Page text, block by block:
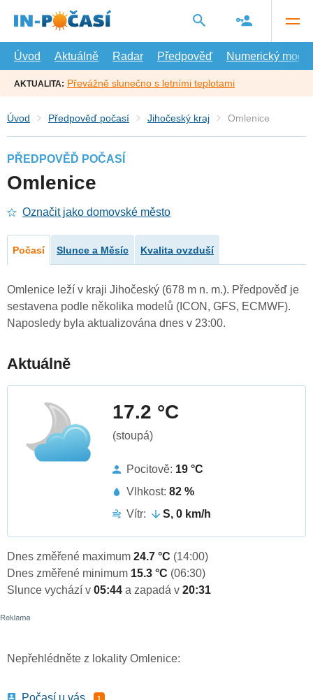
hlavní
Úvod
Aktuálně Radar Předpověď Numerický model
AKTUALITA: Převážně slunečno s letními teplotami
Úvod Předpověď počasí Jihočeský kraj Omlenice
PŘEDPOVĚĎ POČASÍ
Omlenice
Označit jako domovské město
Počasí Slunce a Měsíc Kvalita ovzduší
Omlenice leží v kraji Jihočeský (678 m n. m.). Předpověď je
sestavena podle několika modelů (ICON, GFS, ECMWF).
Naposledy byla aktualizována dnes v 23:00.
Aktuálně
17.2 °C
(stoupá)
Pocitově: 19 °C
Vlhkost: 82 %
Vítr:
S, 0 km/h
Dnes změřené maximum 24.7 °C (14:00)
Dnes změřené minimum 15.3 °C (06:30)
Slunce vychází v 05:44 a zapadá v 20:31
Nepřehlédněte z lokality Omlenice:
1